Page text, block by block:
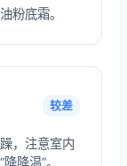
粉底霜。
较差
，注意室内
降温”。